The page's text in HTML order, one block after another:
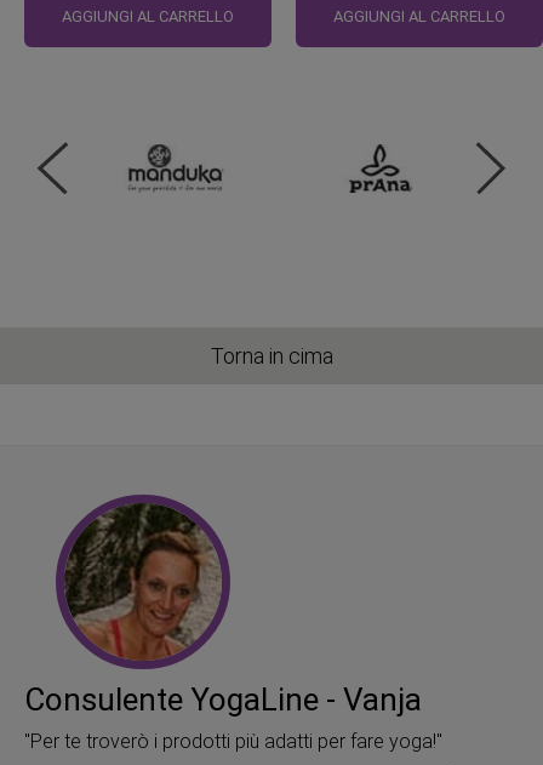
AGGIUNGI AL CARRELLO
regolare
AGGIUNGI AL CARRELLO
Torna in cima
Consulente YogaLine - Vanja
"Per te troverò i prodotti più adatti per fare yoga!"